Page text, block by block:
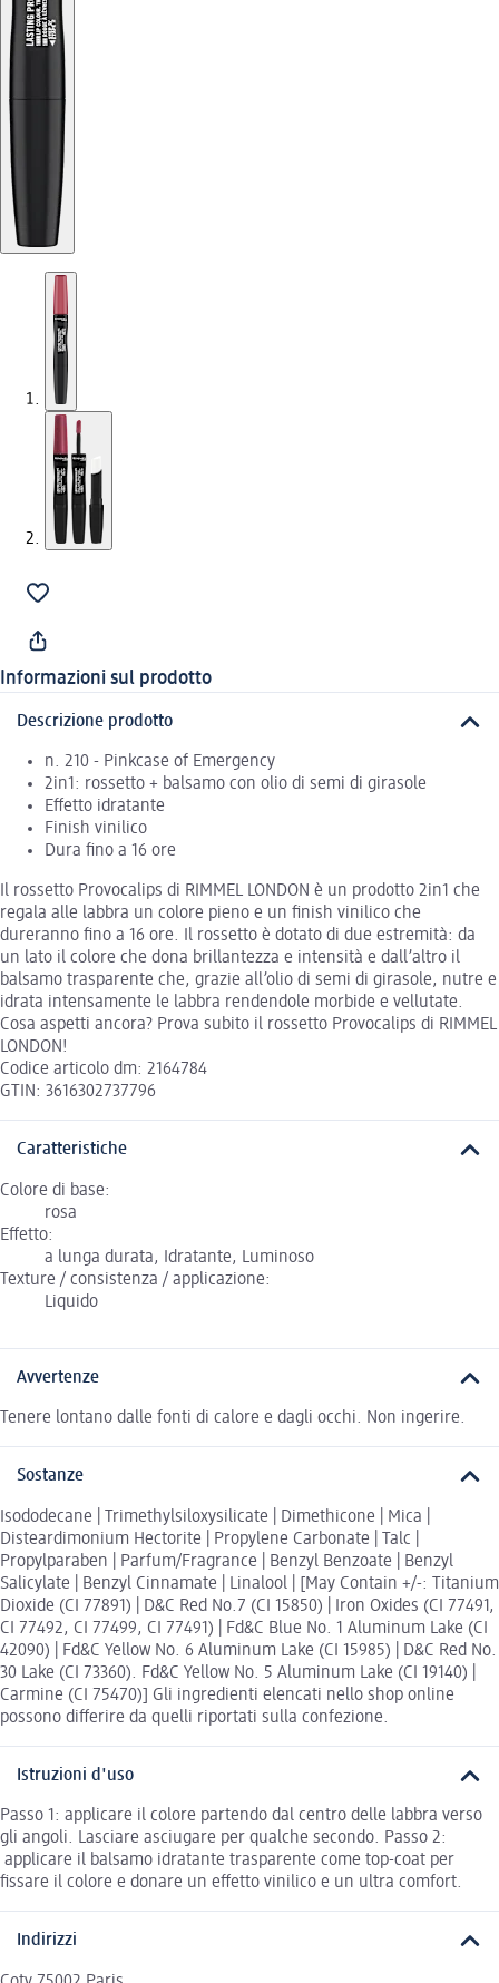
Informazioni sul prodotto
Descrizione prodotto
n. 210 - Pinkcase of Emergency
2in1: rossetto + balsamo con olio di semi di girasole
Effetto idratante
Finish vinilico
Dura fino a 16 ore
Il rossetto Provocalips di RIMMEL LONDON è un prodotto 2in1 che
regala alle labbra un colore pieno e un finish vinilico che
dureranno fino a 16 ore. Il rossetto è dotato di due estremità: da
un lato il colore che dona brillantezza e intensità e dall’altro il
balsamo trasparente che, grazie all’olio di semi di girasole, nutre e
idrata intensamente le labbra rendendole morbide e vellutate.
Cosa aspetti ancora? Prova subito il rossetto Provocalips di RIMMEL
LONDON!
Codice articolo dm: 2164784
GTIN: 3616302737796
Caratteristiche
Colore di base:
rosa
Effetto:
a lunga durata, Idratante, Luminoso
Texture / consistenza / applicazione:
Liquido
Avvertenze
Tenere lontano dalle fonti di calore e dagli occhi. Non ingerire.
Sostanze
Isododecane | Trimethylsiloxysilicate | Dimethicone | Mica |
Disteardimonium Hectorite | Propylene Carbonate | Talc |
Propylparaben | Parfum/Fragrance | Benzyl Benzoate | Benzyl
Salicylate | Benzyl Cinnamate | Linalool | [May Contain +/-: Titanium
Dioxide (CI 77891) | D&C Red No.7 (CI 15850) | Iron Oxides (CI 77491,
CI 77492, CI 77499, CI 77491) | Fd&C Blue No. 1 Aluminum Lake (CI
42090) | Fd&C Yellow No. 6 Aluminum Lake (CI 15985) | D&C Red No.
30 Lake (CI 73360). Fd&C Yellow No. 5 Aluminum Lake (CI 19140) |
Carmine (CI 75470)] Gli ingredienti elencati nello shop online
possono differire da quelli riportati sulla confezione.
Istruzioni d'uso
Passo 1: applicare il colore partendo dal centro delle labbra verso
gli angoli. Lasciare asciugare per qualche secondo. Passo 2:
applicare il balsamo idratante trasparente come top-coat per
fissare il colore e donare un effetto vinilico e un ultra comfort.
Indirizzi